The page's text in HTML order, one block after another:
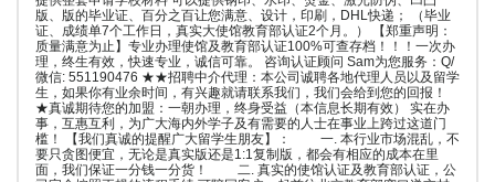
版、版的毕业证、百分之百让您满意、设计，印刷，DHL快递； （毕业
证、成绩单7个工作日，真实大使馆教育部认证2个月。） 【郑重声明：
质量满意为止】专业办理使馆及教育部认证100%可查存档！！！一次办
理，终生有效，快速专业，诚信可靠。 咨询认证顾问 Sam为您服务：Q/
微信: 551190476 ★★招聘中介代理：本公司诚聘各地代理人员以及留学
生，如果你有业余时间，有兴趣就请联系我们，我们会给到您的回报！
★真诚期待您的加盟：一朝办理，终身受益（本信息长期有效） 实在办
事，互惠互利，为广大海内外学子及有需要的人士在事业上跨过这道门
槛！ 【我们真诚的提醒广大留学生朋友】： 一. 本行业市场混乱，不
要只贪图便宜，无论是真实版还是1:1复制版，都会有相应的成本在里
面，我们保证一分钱一分货！ 二. 真实的使馆认证及教育部认证，公